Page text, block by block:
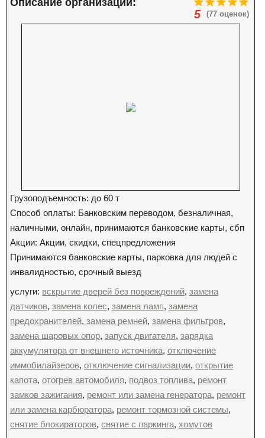
(77 оценок)
5
Описание организации:
Грузоподъемность: до 60 т
Способ оплаты: Банковским переводом, безналичная,
наличными, онлайн, принимаются банковские карты, сбп
Акции: Акции, скидки, спецпредложения
Принимаются банковские карты, парковка для людей с
инвалидностью, срочный выезд
услуги: вскрытие дверей без повреждений, замена
датчиков, замена колес, замена ламп, замена
предохранителей, замена ремней, замена фильтров,
замена шаровых опор, запуск двигателя, зарядка
аккумулятора от внешнего источника, отключение
иммобилайзеров, отключение сигнализации, открытие
капота, отогрев автомобиля, подвоз топлива, ремонт
замков зажигания, ремонт или замена генератора, ремонт
или замена карбюратора, ремонт тормозной системы,
снятие блокираторов, снятие с паркинга, хомутов